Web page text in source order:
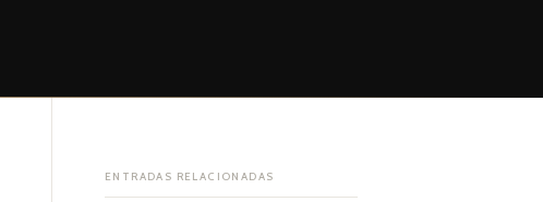
ENTRADAS RELACIONADAS